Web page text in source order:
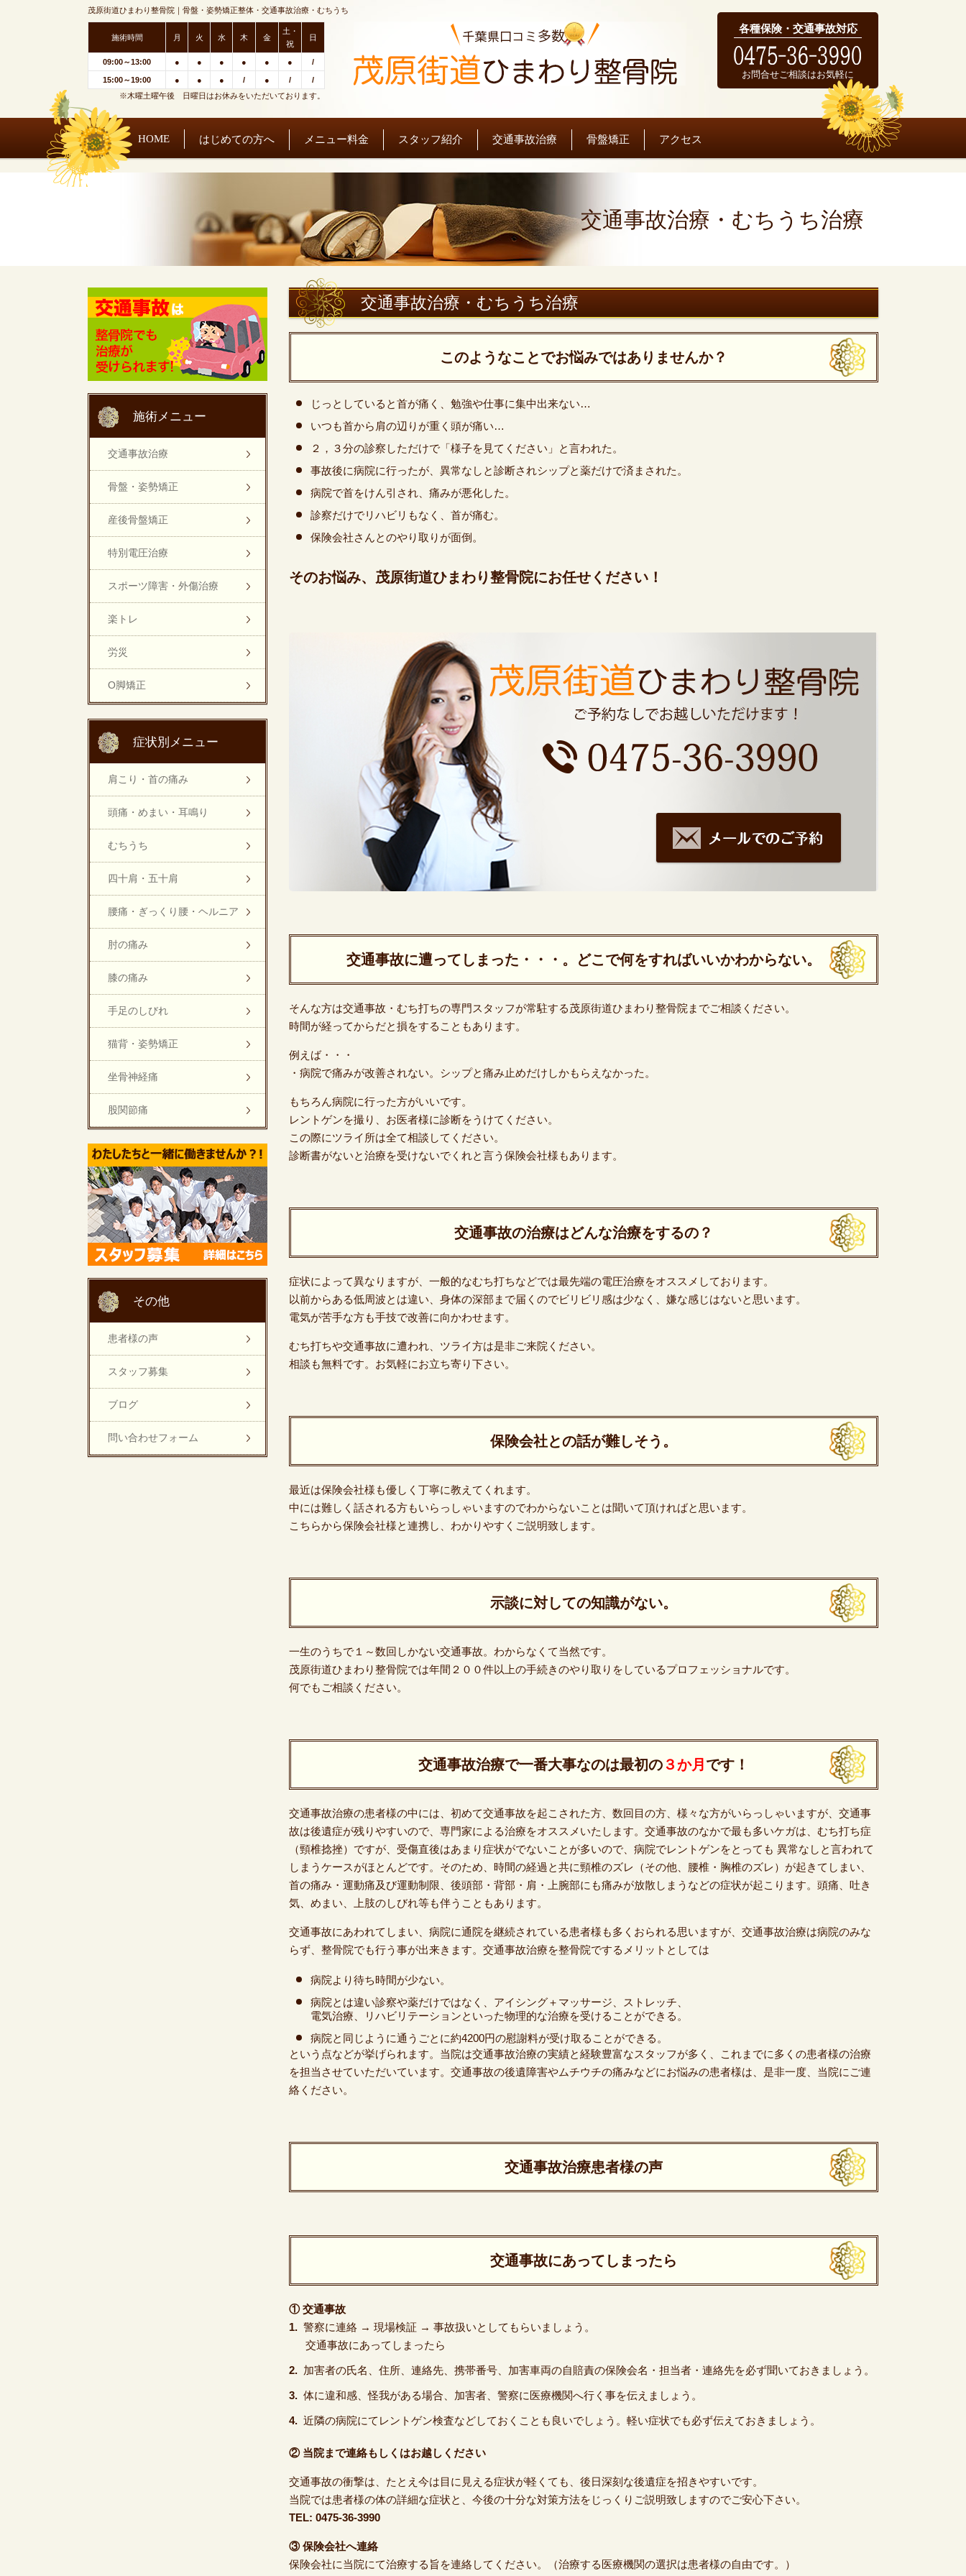
茂原街道ひまわり整骨院｜骨盤・姿勢矯正整体・交通事故治療・むちうち
施術時間 月 火 水 木 金
土・
祝
日
09:00～13:00 ● ● ● ● ● ● /
15:00～19:00 ● ● ● / ● /
/
※木曜土曜午後 日曜日はお休みをいただいております。
各種保険・交通事故対応
お問合せご相談はお気軽に
HOME はじめての方へ メニュー料金 スタッフ紹介 交通事故治療 骨盤矯正 アクセス
交通事故治療・むちうち治療
交通事故治療・むちうち治療
このようなことでお悩みではありませんか？
じっとしていると首が痛く、勉強や仕事に集中出来ない…
いつも首から肩の辺りが重く頭が痛い…
２，３分の診察しただけで「様子を見てください」と言われた。
事故後に病院に行ったが、異常なしと診断されシップと薬だけで済まされた。
病院で首をけん引され、痛みが悪化した。
診察だけでリハビリもなく、首が痛む。
保険会社さんとのやり取りが面倒。
そのお悩み、茂原街道ひまわり整骨院にお任せください！
交通事故に遭ってしまった・・・。どこで何をすればいいかわからない。
そんな方は交通事故・むち打ちの専門スタッフが常駐する茂原街道ひまわり整骨院までご相談ください。
時間が経ってからだと損をすることもあります。
例えば・・・
・病院で痛みが改善されない。シップと痛み止めだけしかもらえなかった。
もちろん病院に行った方がいいです。
レントゲンを撮り、お医者様に診断をうけてください。
この際にツライ所は全て相談してください。
診断書がないと治療を受けないでくれと言う保険会社様もあります。
交通事故の治療はどんな治療をするの？
症状によって異なりますが、一般的なむち打ちなどでは最先端の電圧治療をオススメしております。
以前からある低周波とは違い、身体の深部まで届くのでビリビリ感は少なく、嫌な感じはないと思います。
電気が苦手な方も手技で改善に向かわせます。
むち打ちや交通事故に遭われ、ツライ方は是非ご来院ください。
相談も無料です。お気軽にお立ち寄り下さい。
保険会社との話が難しそう。
最近は保険会社様も優しく丁寧に教えてくれます。
中には難しく話される方もいらっしゃいますのでわからないことは聞いて頂ければと思います。
こちらから保険会社様と連携し、わかりやすくご説明致します。
示談に対しての知識がない。
一生のうちで１～数回しかない交通事故。わからなくて当然です。
茂原街道ひまわり整骨院では年間２００件以上の手続きのやり取りをしているプロフェッショナルです。
何でもご相談ください。
交通事故治療で一番大事なのは最初の３か月 です！
交通事故治療の患者様の中には、初めて交通事故を起こされた方、数回目の方、様々な方がいらっしゃいますが、交通事
故は後遺症が残りやすいので、専門家による治療をオススメいたします。交通事故のなかで最も多いケガは、むち打ち症
（頸椎捻挫）ですが、受傷直後はあまり症状がでないことが多いので、病院でレントゲンをとっても 異常なしと言われて
しまうケースがほとんどです。そのため、時間の経過と共に頸椎のズレ（その他、腰椎・胸椎のズレ）が起きてしまい、
首の痛み・運動痛及び運動制限、後頭部・背部・肩・上腕部にも痛みが放散しまうなどの症状が起こります。頭痛、吐き
気、めまい、上肢のしびれ等も伴うこともあります。
交通事故にあわれてしまい、病院に通院を継続されている患者様も多くおられる思いますが、交通事故治療は病院のみな
らず、整骨院でも行う事が出来きます。交通事故治療を整骨院でするメリットとしては
病院より待ち時間が少ない。
病院とは違い診察や薬だけではなく、アイシング＋マッサージ、ストレッチ、
電気治療、リハビリテーションといった物理的な治療を受けることができる。
病院と同じように通うごとに約4200円の慰謝料が受け取ることができる。
という点などが挙げられます。当院は交通事故治療の実績と経験豊富なスタッフが多く、これまでに多くの患者様の治療
を担当させていただいています。交通事故の後遺障害やムチウチの痛みなどにお悩みの患者様は、是非一度、当院にご連
絡ください。
交通事故治療患者様の声
交通事故にあってしまったら
① 交通事故
警察に連絡 → 現場検証 → 事故扱いとしてもらいましょう。
交通事故にあってしまったら
加害者の氏名、住所、連絡先、携帯番号、加害車両の自賠責の保険会名・担当者・連絡先を必ず聞いておきましょう。
体に違和感、怪我がある場合、加害者、警察に医療機関へ行く事を伝えましょう。
近隣の病院にてレントゲン検査などしておくことも良いでしょう。軽い症状でも必ず伝えておきましょう。
② 当院まで連絡もしくはお越しください
交通事故の衝撃は、たとえ今は目に見える症状が軽くても、後日深刻な後遺症を招きやすいです。
当院では患者様の体の詳細な症状と、今後の十分な対策方法をじっくりご説明致しますのでご安心下さい。
TEL: 0475-36-3990
③ 保険会社へ連絡
保険会社に当院にて治療する旨を連絡してください。（治療する医療機関の選択は患者様の自由です。）
施術メニュー
交通事故治療
骨盤・姿勢矯正
産後骨盤矯正
特別電圧治療
スポーツ障害・外傷治療
楽トレ
労災
O脚矯正
症状別メニュー
肩こり・首の痛み
頭痛・めまい・耳鳴り
むちうち
四十肩・五十肩
腰痛・ぎっくり腰・ヘルニア
肘の痛み
膝の痛み
手足のしびれ
猫背・姿勢矯正
坐骨神経痛
股関節痛
その他
患者様の声
スタッフ募集
ブログ
問い合わせフォーム